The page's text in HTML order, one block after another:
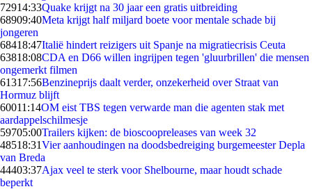
72914:33Quake krijgt na 30 jaar een gratis uitbreiding
68909:40Meta krijgt half miljard boete voor mentale schade bij
jongeren
68418:47Italië hindert reizigers uit Spanje na migratiecrisis Ceuta
63818:08CDA en D66 willen ingrijpen tegen 'gluurbrillen' die mensen
ongemerkt filmen
61317:56Benzineprijs daalt verder, onzekerheid over Straat van
Hormuz blijft
60011:14OM eist TBS tegen verwarde man die agenten stak met
aardappelschilmesje
59705:00Trailers kijken: de bioscoopreleases van week 32
48518:31Vier aanhoudingen na doodsbedreiging burgemeester Depla
van Breda
44403:37Ajax veel te sterk voor Shelbourne, maar houdt schade
beperkt